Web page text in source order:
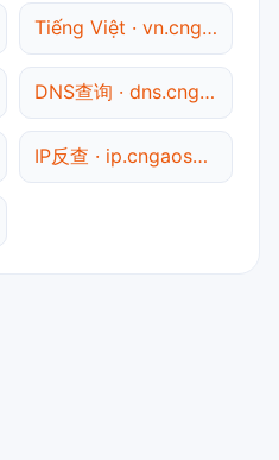
Tiếng Việt · vn.cngaosu.com
DNS查询 · dns.cngaosu.com
IP反查 · ip.cngaosu.com